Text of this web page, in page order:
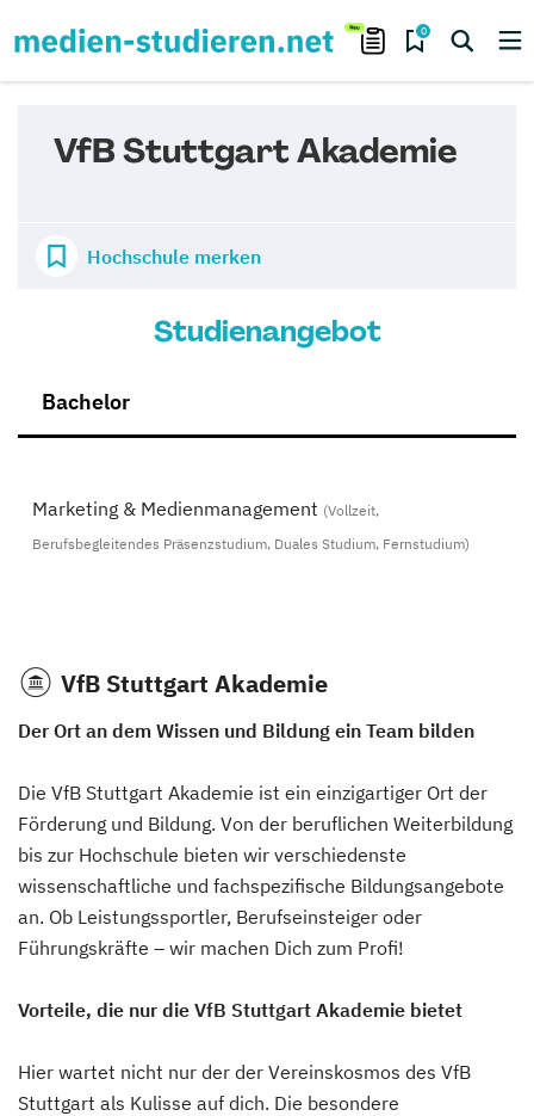
0
VfB Stuttgart Akademie
Hochschule merken
Studienangebot
Bachelor
Marketing & Medienmanagement (Vollzeit,
Berufsbegleitendes Präsenzstudium, Duales Studium, Fernstudium)
VfB Stuttgart Akademie
Der Ort an dem Wissen und Bildung ein Team bilden
Die VfB Stuttgart Akademie ist ein einzigartiger Ort der
Förderung und Bildung. Von der beruflichen Weiterbildung
bis zur Hochschule bieten wir verschiedenste
wissenschaftliche und fachspezifische Bildungsangebote
an. Ob Leistungssportler, Berufseinsteiger oder
Führungskräfte – wir machen Dich zum Profi!
Vorteile, die nur die VfB Stuttgart Akademie bietet
Hier wartet nicht nur der der Vereinskosmos des VfB
Stuttgart als Kulisse auf dich. Die besondere